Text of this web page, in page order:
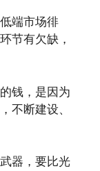
端市场徘
节有欠缺，
钱，是因为
不断建设、
器，要比光